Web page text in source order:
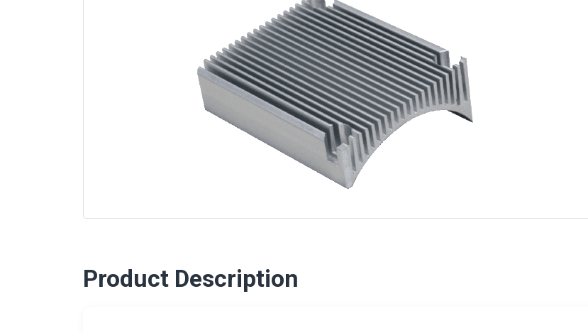
Product Description